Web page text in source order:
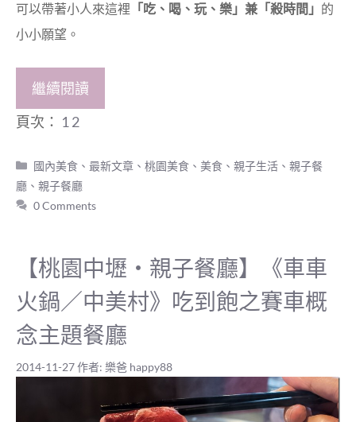
可以帶著小人來這裡 「吃、喝、玩、樂」兼「殺時間」 的
小小願望。
繼續閱讀
頁次： 1 2
分
類
國內美食 、最新文章 、桃園美食 、美食 、親子生活 、親子餐
廳 、 親子餐廳
0 Comments
【桃園中壢‧親子餐廳】《車車
火鍋／中美村》吃到飽之賽車概
念主題餐廳
2014-11-27作者: 樂爸 happy88